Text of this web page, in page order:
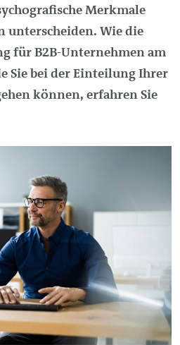
Merkmale
unterscheiden. Wie die
für B2B-Unternehmen am
Sie bei der Einteilung Ihrer
können, erfahren Sie